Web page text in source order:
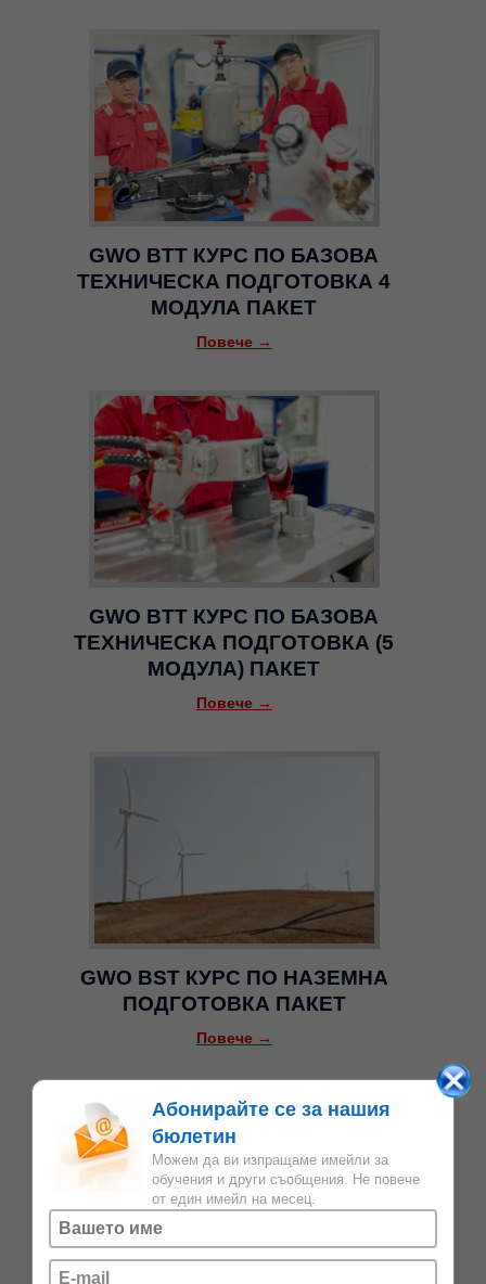
GWO BTT КУРС ПО БАЗОВА
ТЕХНИЧЕСКА ПОДГОТОВКА 4
МОДУЛА ПАКЕТ
Повече →
GWO BTT КУРС ПО БАЗОВА
ТЕХНИЧЕСКА ПОДГОТОВКА (5
МОДУЛА) ПАКЕТ
Повече →
GWO BST КУРС ПО НАЗЕМНА
ПОДГОТОВКА ПАКЕТ
Повече →
Абонирайте се за нашия
бюлетин
Можем да ви изпращаме имейли за
обучения и други съобщения. Не повече
от един имейл на месец.